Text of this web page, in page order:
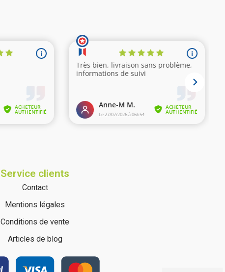
Service clients
Contact
Mentions légales
Conditions de vente
Articles de blog